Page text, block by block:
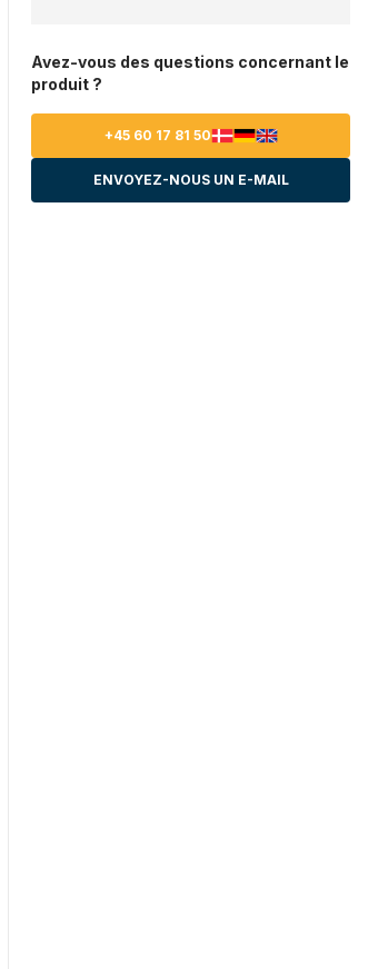
Avez-vous des questions concernant le
produit ?
+45 60 17 81 50
ENVOYEZ-NOUS UN E-MAIL